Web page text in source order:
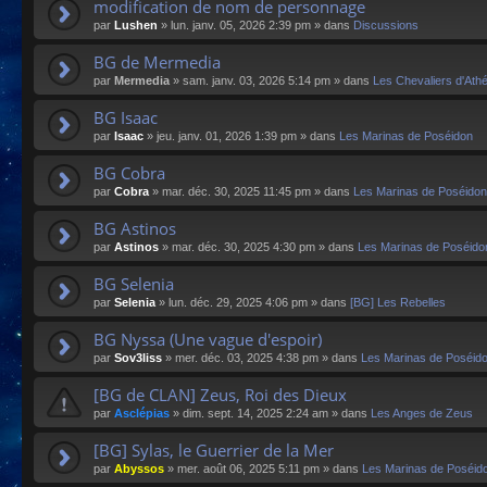
modification de nom de personnage
par Lushen » lun. janv. 05, 2026 2:39 pm » dans Discussions
BG de Mermedia
par Mermedia » sam. janv. 03, 2026 5:14 pm » dans Les Chevaliers
BG Isaac
par Isaac » jeu. janv. 01, 2026 1:39 pm » dans Les Marinas de Poséidon
BG Cobra
par Cobra» mar. déc. 30, 2025 11:45 pm » dans Les Marinas de Poséidon
BG Astinos
par Astinos » mar. déc. 30, 2025 4:30 pm » dans Les Marinas de
BG Selenia
par Selenia» lun. déc. 29, 2025 4:06 pm » dans [BG] Les Rebelles
BG Nyssa (Une vague d'espoir)
par Sov3liss » mer. déc. 03, 2025 4:38 pm » dans Les Marinas de
[BG de CLAN] Zeus, Roi des Dieux
par Asclépias » dim. sept. 14, 2025 2:24 am » dans Les Anges de Zeus
[BG] Sylas, le Guerrier de la Mer
par Abyssos » mer. août 06, 2025 5:11 pm » dans Les Marinas de